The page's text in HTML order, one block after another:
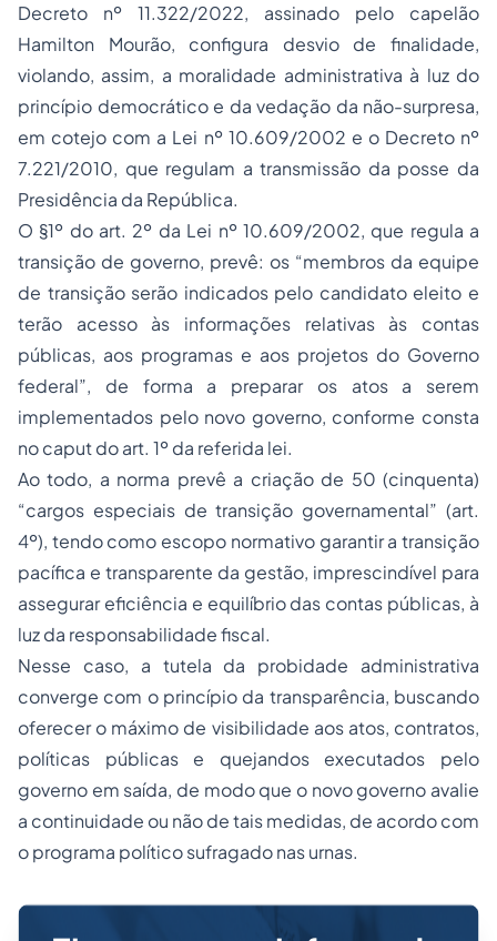
Decreto nº 11.322/2022, assinado pelo capelão
Hamilton Mourão, configura desvio de finalidade,
violando, assim, a moralidade administrativa à luz do
princípio democrático e da vedação da não-surpresa,
em cotejo com a Lei nº 10.609/2002 e o Decreto nº
7.221/2010, que regulam a transmissão da posse da
Presidência da República.
O §1º do art. 2º da Lei nº 10.609/2002, que regula a
transição de governo, prevê: os “membros da equipe
de transição serão indicados pelo candidato eleito e
terão acesso às informações relativas às contas
públicas, aos programas e aos projetos do Governo
federal”, de forma a preparar os atos a serem
implementados pelo novo governo, conforme consta
no caput do art. 1º da referida lei.
Ao todo, a norma prevê a criação de 50 (cinquenta)
“cargos especiais de transição governamental” (art.
4º), tendo como escopo normativo garantir a transição
pacífica e transparente da gestão, imprescindível para
assegurar eficiência e equilíbrio das contas públicas, à
luz da responsabilidade fiscal.
Nesse caso, a tutela da probidade administrativa
converge com o princípio da transparência, buscando
oferecer o máximo de visibilidade aos atos, contratos,
políticas públicas e quejandos executados pelo
governo em saída, de modo que o novo governo avalie
a continuidade ou não de tais medidas, de acordo com
o programa político sufragado nas urnas.